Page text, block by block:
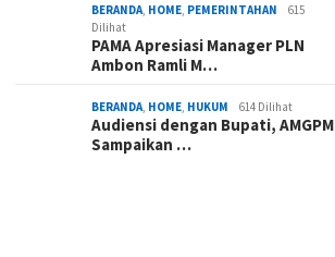
BERANDA HOME PEMERINTAHAN
615
Dilihat
PAMA Apresiasi Manager PLN
Ambon Ramli M…
BERANDA HOME HUKUM 614 Dilihat
Audiensi dengan Bupati, AMGPM
Sampaikan …